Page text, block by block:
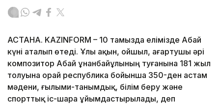
АСТАНА. KAZINFORM – 10 тамызда елімізде Абай
күні аталып өтеді. Ұлы ақын, ойшыл, ағартушы әрі
композитор Абай Құнанбайұлының туғанына 181 жыл
толуына орай республика бойынша 350-ден астам
мәдени, ғылыми-танымдық, білім беру және
спорттық іс-шара ұйымдастырылады, деп